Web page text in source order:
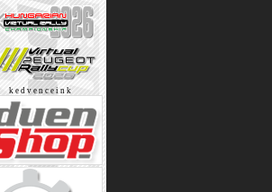
k e d v e n c e i n k